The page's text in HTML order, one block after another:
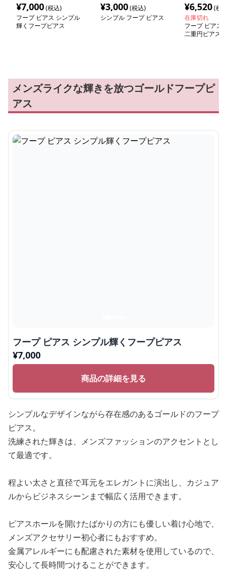
¥7,000(税込)
フープ ピアス シンプル
輝くフープピアス
¥3,000(税込)
シンプル フープ ピアス
¥6,520(税
在庫切れ
フープ ピアス
二重円ピアス
メンズライクな輝きを放つゴールドフープピ
アス
フープ ピアス シンプル輝くフープピアス
¥7,000
商品の詳細を見る
シンプルなデザインながら存在感のあるゴールドのフープ
ピアス。
洗練された輝きは、メンズファッションのアクセントとし
て最適です。
程よい太さと直径で耳元をエレガントに演出し、カジュア
ルからビジネスシーンまで幅広く活用できます。
ピアスホールを開けたばかりの方にも優しい着け心地で、
メンズアクセサリー初心者にもおすすめ。
金属アレルギーにも配慮された素材を使用しているので、
安心して長時間つけることができます。